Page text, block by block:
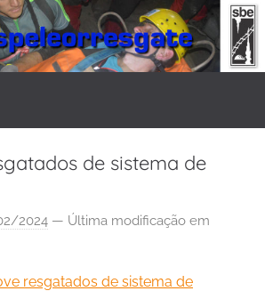
de sistema de
2024 — Última modificação em
resgatados de sistema de